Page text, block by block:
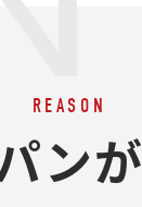
REASON
ンが